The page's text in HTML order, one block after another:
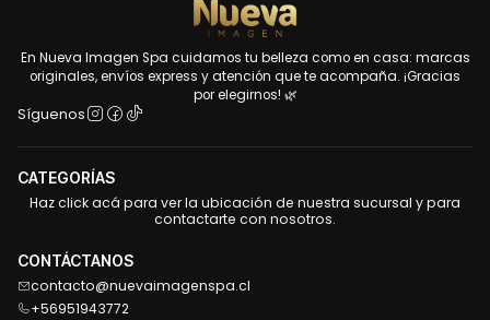
En Nueva Imagen Spa cuidamos tu belleza como en casa: marcas
originales, envíos express y atención que te acompaña. ¡Gracias
por elegirnos! 🌿
Síguenos
CATEGORÍAS
Haz click acá para ver la ubicación de nuestra sucursal y para
contactarte con nosotros.
CONTÁCTANOS
contacto@nuevaimagenspa.cl
+56951943772